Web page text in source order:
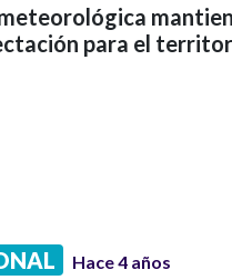
para el
Hace 4 años